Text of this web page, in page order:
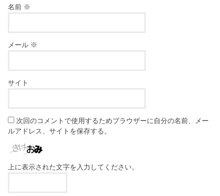
名前 ※
メール ※
サイト
次回のコメントで使用するためブラウザーに自分の名前、メー
ルアドレス、サイトを保存する。
上に表示された文字を入力してください。